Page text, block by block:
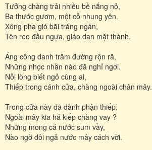
Tưởng chàng trải nhiều bề nắng nỏ,
Ba thước gươm, một cỗ nhung yên.
Xông pha gió bãi trăng ngàn,
Tên reo đầu ngựa, giáo dan mặt thành.
Áng công danh trăm đường rộn rã,
Những nhọc nhằn nào đã nghỉ ngơi.
Nỗi lòng biết ngỏ cùng ai,
Thiếp trong cánh cửa, chàng ngoài chân mây.
Trong cửa này đã đành phận thiếp,
Ngoài mây kia há kiếp chàng vay ?
Những mong cá nước sum vầy,
Nào ngờ đôi ngả nước mây cách vời.